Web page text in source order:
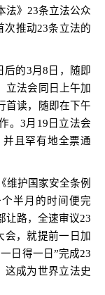
》 23条立法公众
次推动23条立法的
后的3月8 日，随即
立法会同日上午加
首读，随即在下午
。 3月 19 日立法会
且罕有地全票通
维护国家安全条例
半月的时间便完
让路，全速审议23
会，就提前一日加
日得一日 ”完成23
这成为世界立法史